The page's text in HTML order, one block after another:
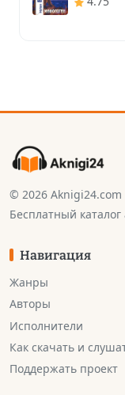
© 2026 Aknigi24.com
Бесплатный
Навигация
Жанры
Авторы
Исполнители
Как скачать и
Поддержать проект